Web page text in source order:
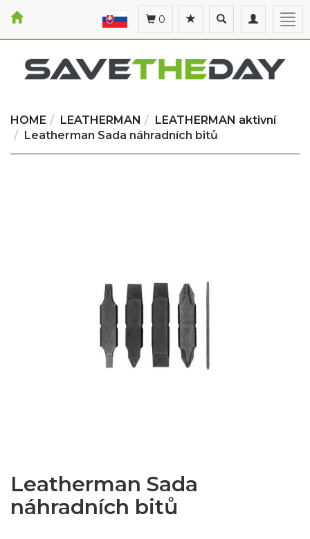
Toggle
navigation
Toggle
search
0
HOME LEATHERMAN
LEATHERMAN aktivní
Leatherman Sada náhradních bitů
Leatherman Sada
náhradních bitů